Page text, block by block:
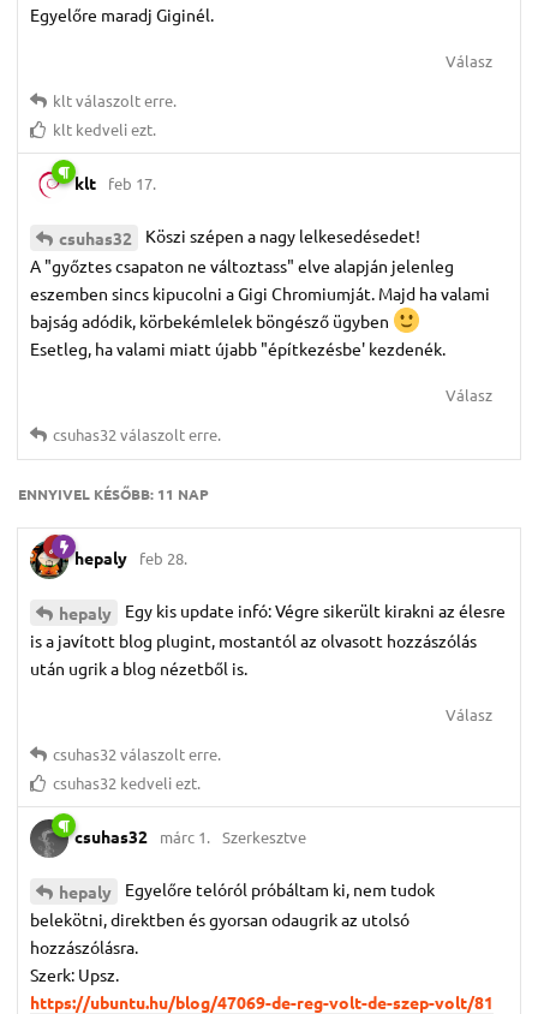
Egyelőre maradj Giginél.
Válasz
kltválaszolt erre.
klt kedveli ezt.
klt feb 17.
csuhas32
Köszi szépen a nagy lelkesedésedet!
A "győztes csapaton ne változtass" elve alapján jelenleg
eszemben sincs kipucolni a Gigi Chromiumját. Majd ha valami
bajság adódik, körbekémlelek böngésző ügyben
Esetleg, ha valami miatt újabb "építkezésbe' kezdenék.
Válasz
csuhas32 válaszolt erre.
ENNYIVEL KÉSŐBB: 11 NAP
hepaly feb 28.
hepaly
Egy kis update infó: Végre sikerült kirakni az élesre
is a javított blog plugint, mostantól az olvasott hozzászólás
után ugrik a blog nézetből is.
Válasz
csuhas32 válaszolt erre.
csuhas32 kedveli ezt.
csuhas32 márc 1. Szerkesztve
hepaly
Egyelőre telóról próbáltam ki, nem tudok
belekötni, direktben és gyorsan odaugrik az utolsó
hozzászólásra.
Szerk: Upsz.
https://ubuntu.hu/blog/47069-de-reg-volt-de-szep-volt/81